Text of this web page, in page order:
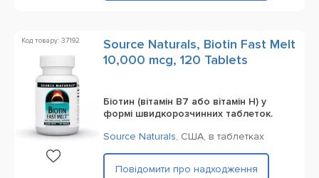
Код товару: 37192
Source Naturals, Biotin Fast Melt
10,000 mcg, 120 Tablets
Біотин (вітамін B7 або вітамін H) у
формі швидкорозчинних таблеток.
Source Naturals, США, в таблетках
Повідомити про надходження